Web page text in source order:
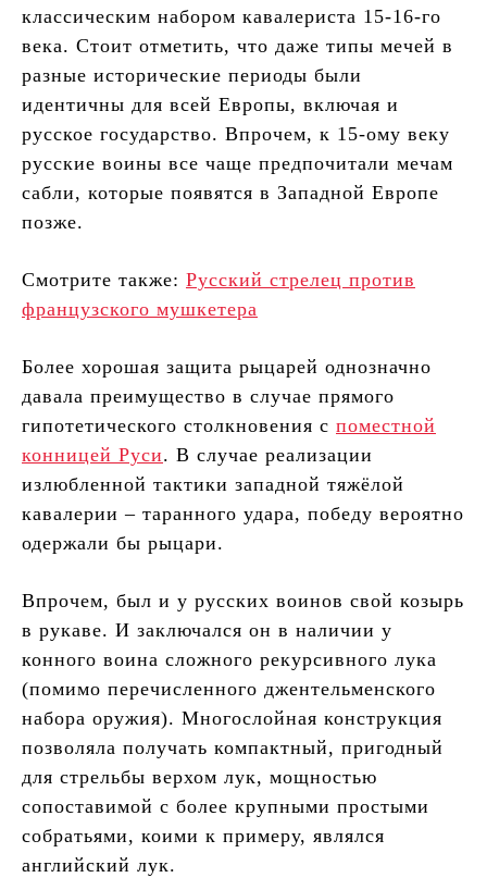
классическим набором кавалериста 15-16-го
века. Стоит отметить, что даже типы мечей в
разные исторические периоды были
идентичны для всей Европы, включая и
русское государство. Впрочем, к 15-ому веку
русские воины все чаще предпочитали мечам
сабли, которые появятся в Западной Европе
позже.
Смотрите также: Русский стрелец против
французского мушкетера
Более хорошая защита рыцарей однозначно
давала преимущество в случае прямого
гипотетического столкновения с поместной
конницей Руси. В случае реализации
излюбленной тактики западной тяжёлой
кавалерии – таранного удара, победу вероятно
одержали бы рыцари.
Впрочем, был и у русских воинов свой козырь
в рукаве. И заключался он в наличии у
конного воина сложного рекурсивного лука
(помимо перечисленного джентельменского
набора оружия). Многослойная конструкция
позволяла получать компактный, пригодный
для стрельбы верхом лук, мощностью
сопоставимой с более крупными простыми
собратьями, коими к примеру, являлся
английский лук.